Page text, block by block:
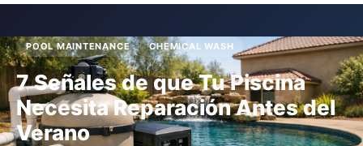
POOL MAINTENANCE CHEMICAL WASH
7 Señales de que Tu Piscina
Necesita Reparación Antes del
Verano